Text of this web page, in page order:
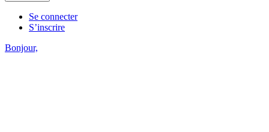
Se connecter
S’inscrire
Bonjour,